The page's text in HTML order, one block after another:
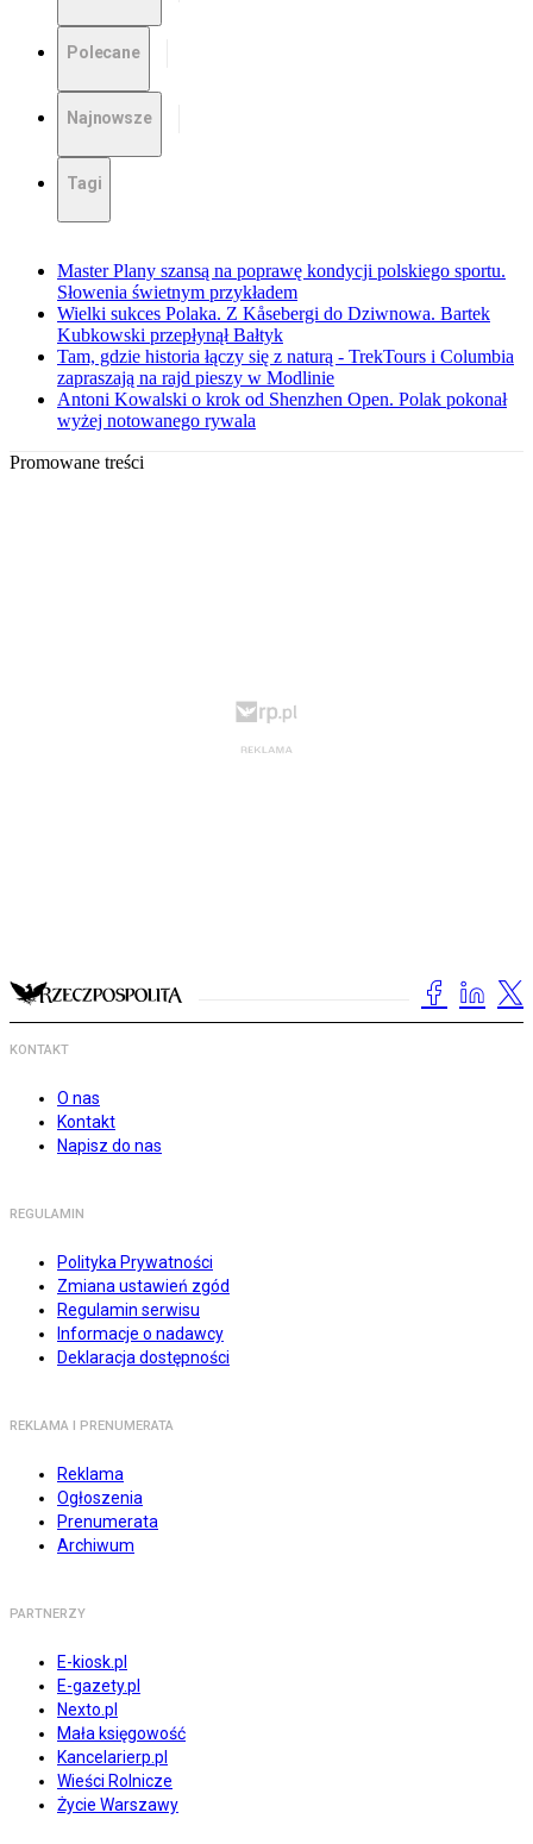
Polecane
Najnowsze
Tagi
Master Plany szansą na poprawę kondycji polskiego sportu.
Słowenia świetnym przykładem
Wielki sukces Polaka. Z Kåsebergi do Dziwnowa. Bartek
Kubkowski przepłynął Bałtyk
Tam, gdzie historia łączy się z naturą - TrekTours i Columbia
zapraszają na rajd pieszy w Modlinie
Antoni Kowalski o krok od Shenzhen Open. Polak pokonał
wyżej notowanego rywala
Promowane treści
KONTAKT
O nas
Kontakt
Napisz do nas
REGULAMIN
Polityka Prywatności
Zmiana ustawień zgód
Regulamin serwisu
Informacje o nadawcy
Deklaracja dostępności
REKLAMA I PRENUMERATA
Reklama
Ogłoszenia
Prenumerata
Archiwum
PARTNERZY
E-kiosk.pl
E-gazety.pl
Nexto.pl
Mała księgowość
Kancelarierp.pl
Wieści Rolnicze
Życie Warszawy